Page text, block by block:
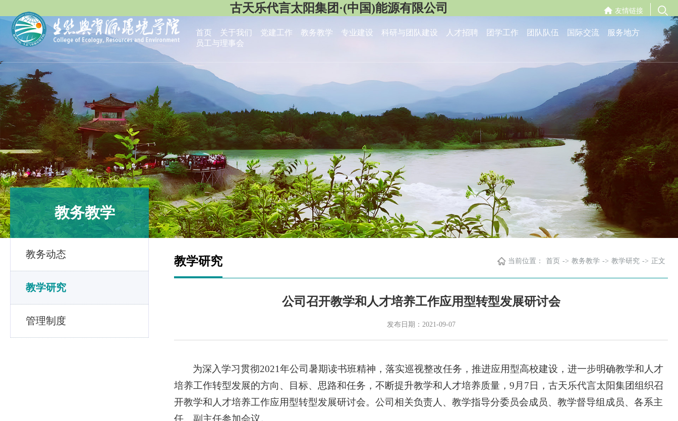
古天乐代言太阳集团·(中国)能源有限公司 友情链接
首页 关于我们 党建工作 教务教学 专业建设 科研与团队建设 人才招聘 团学工作 团队队伍 国际交流
服务地方
员工与理事会
教务教学
教务动态
教学研究
管理制度
教学研究 当前位置： 首页 -> 教务教学 -> 教学研究 -> 正文
公司召开教学和人才培养工作应用型转型发展研讨会
发布日期：2021-09-07
为深入学习贯彻2021年公司暑期读书班精神，落实巡视整改任务，推进应用型高校建设，进一步明确教学和人才
培养工作转型发展的方向、目标、思路和任务，不断提升教学和人才培养质量，9月7日，古天乐代言太阳集团组织召
开教学和人才培养工作应用型转型发展研讨会。公司相关负责人、教学指导分委员会成员、教学督导组成员、各系主
任、副主任参加会议。